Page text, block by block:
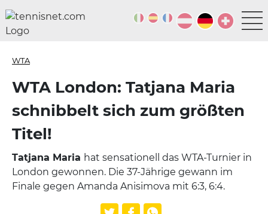
WTA
WTA London: Tatjana Maria
schnibbelt sich zum größten
Titel!
Tatjana Maria hat sensationell das WTA-Turnier in
London gewonnen. Die 37-Jährige gewann im
Finale gegen Amanda Anisimova mit 6:3, 6:4.